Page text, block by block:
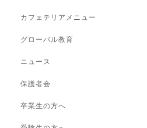
カフェテリアメニュー
グローバル教育
ニュース
保護者会
卒業生の方へ